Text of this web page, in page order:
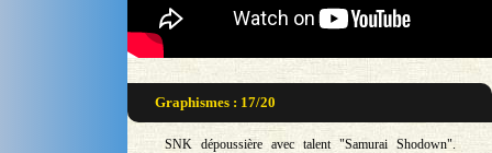
Graphismes : 17/20
SNK dépoussière avec talent "Samurai Shodown".